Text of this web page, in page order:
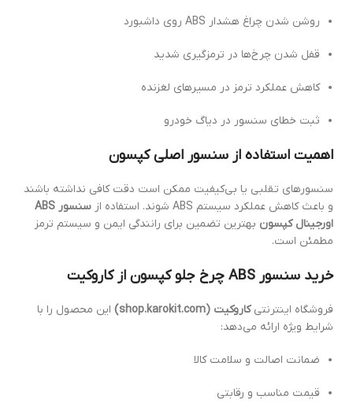
روشن شدن چراغ هشدار ABS روی داشبورد
قفل شدن چرخ‌ها در ترمزگیری شدید
کاهش عملکرد ترمز در مسیرهای لغزنده
ثبت خطای سنسور در دیاگ خودرو
اهمیت استفاده از سنسور اصلی کپسون
سنسورهای تقلبی یا بی‌کیفیت ممکن است دقت کافی نداشته باشند
و باعث کاهش عملکرد سیستم ABS شوند. استفاده از
سنسور ABS
اورجینال کپسون بهترین تضمین برای رانندگی ایمن و سیستم ترمز
مطمئن است.
خرید سنسور ABS چرخ جلو کپسون از کاروکیت
فروشگاه اینترنتیکاروکیت (shop.karokit.com)
این محصول را با
شرایط ویژه ارائه می‌دهد:
ضمانت اصالت و سلامت کالا
قیمت مناسب و رقابتی